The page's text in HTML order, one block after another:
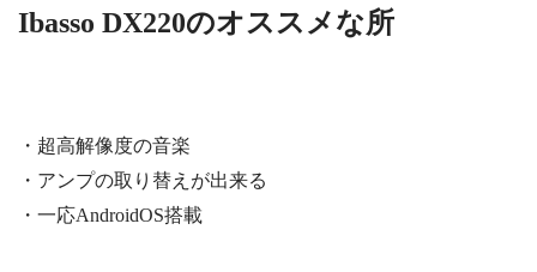
Ibasso DX220のオススメな所
・超高解像度の音楽
・アンプの取り替えが出来る
・一応AndroidOS搭載